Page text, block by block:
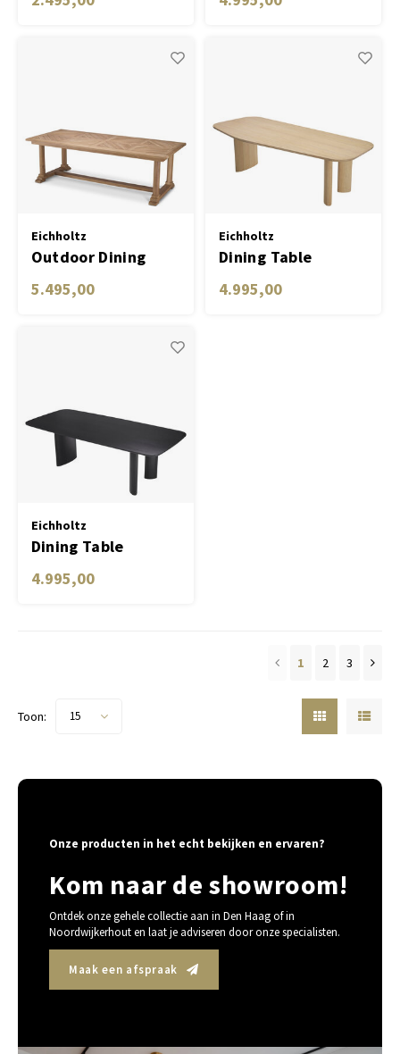
brass finish
Eichholtz
Outdoor Dining
Table Bell Rive
5.495,00
Eichholtz
Dining Table
Flemings
4.995,00
Eichholtz
Dining Table
Harmonie S
4.995,00
1 2 3
Toon: 15
Onze producten in het echt bekijken en ervaren?
Kom naar de showroom!
Ontdek onze gehele collectie aan in Den Haag of in
Noordwijkerhout en laat je adviseren door onze specialisten.
Maak een afspraak